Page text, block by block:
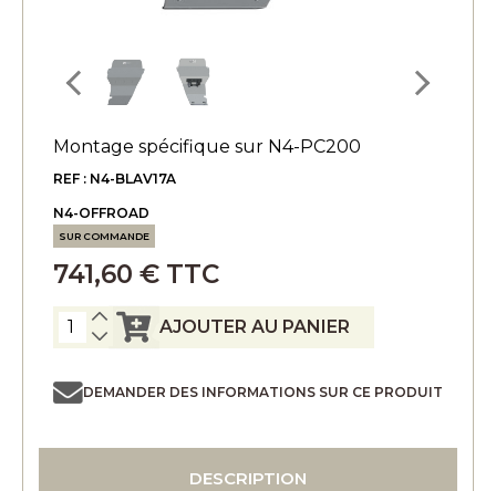
Montage spécifique sur N4-PC200
REF : N4-BLAV17A
N4-OFFROAD
SUR COMMANDE
741,60 € TTC
AJOUTER AU PANIER
DEMANDER DES INFORMATIONS SUR CE PRODUIT
DESCRIPTION